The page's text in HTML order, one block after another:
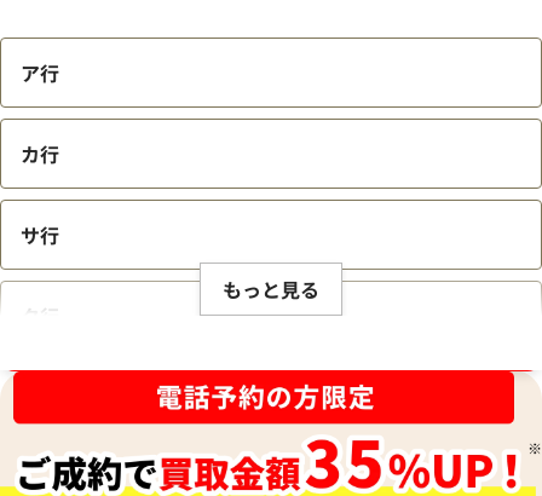
ア行
カ行
サ行
タ行
ハ行
もっと見る